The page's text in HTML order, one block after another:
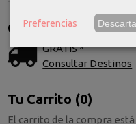
Costes de Envío
GRATIS *
Consultar Destinos
Tu Carrito (0)
El carrito de la compra está
Preferencias